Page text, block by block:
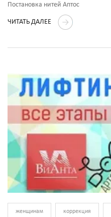
Постановка нитей Аптос
ЧИТАТЬ ДАЛЕЕ
женщинам коррекция